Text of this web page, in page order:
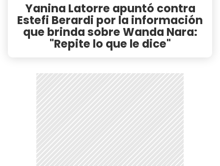
Yanina Latorre apuntó contra
Estefi Berardi por la información
que brinda sobre Wanda Nara:
"Repite lo que le dice"